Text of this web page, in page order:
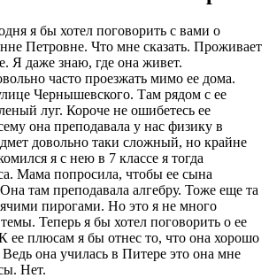
я бы хотел поговорить с вами о
Петровне. Что мне сказать. Проживает
Я даже знаю, где она живет.
часто проезжать мимо ее дома.
Чернышевского. Там рядом с ее
луг. Короче не ошибетесь ее
она преподавала у нас физику в
довольно таки сложный, но крайне
я с нею в 7 классе я тогда
Мама попросила, чтобы ее сына
там преподавала алгебру. Тоже еще та
пирогами. Но это я не много
Теперь я бы хотел поговорить о ее
ее плюсам я бы отнес то, что она хорошо
Ведь она училась в Питере это она мне
Нет.